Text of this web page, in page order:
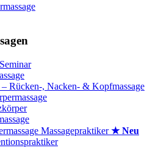
– Rücken-, Nacken- & Kopfmassage
Massagepraktiker★ Neu